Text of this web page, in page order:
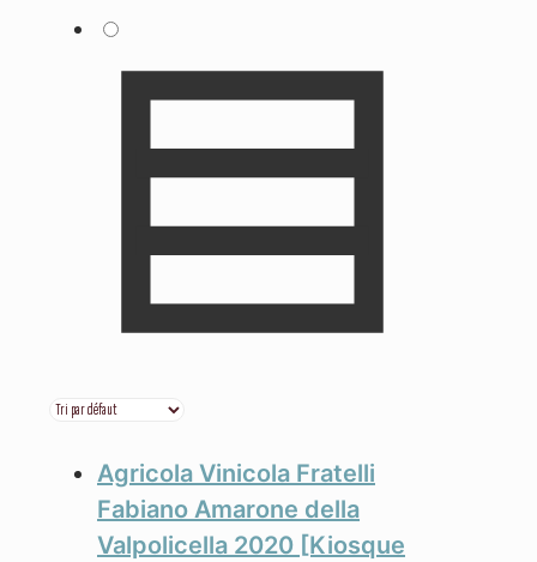
Agricola Vinicola Fratelli
Fabiano Amarone della
Valpolicella 2020 [Kiosque